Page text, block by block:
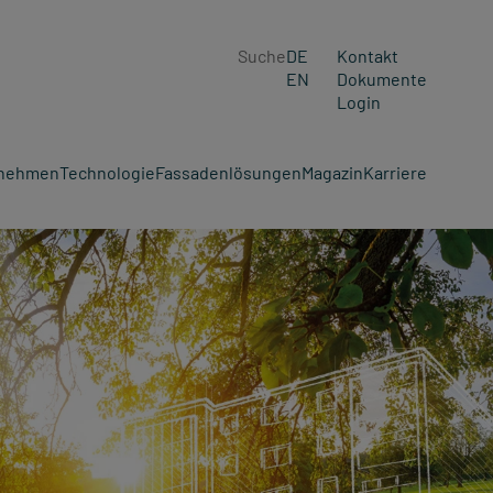
SucheDE
EN
Kontakt
Dokumente
Login
TechnologieFassadenlösungenMagazinKarriere